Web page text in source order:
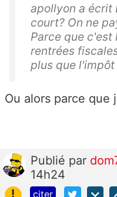
apollyon a écrit
court? On ne
Parce que
rentrées
plus que
Ou alors parce que
Publié par
14h24
!
citer